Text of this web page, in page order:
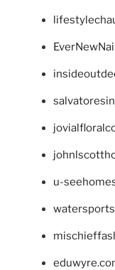
u-